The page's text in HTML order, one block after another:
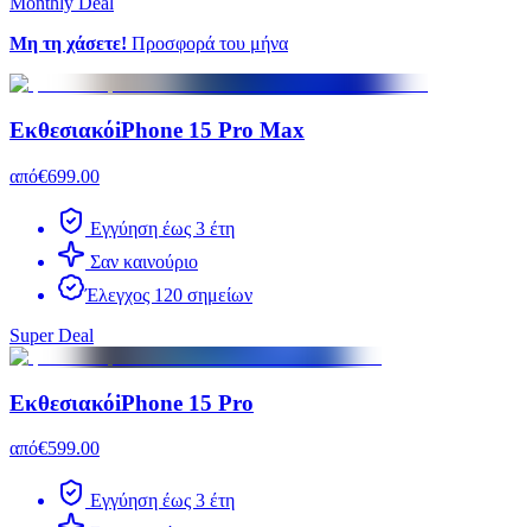
Μη τη χάσετε! Προσφορά του μήνα
ΕκθεσιακόiPhone 15 Pro Max
από€699.00
Εγγύηση έως 3 έτη
Σαν καινούριο
Έλεγχος 120 σημείων
Super Deal
ΕκθεσιακόiPhone 15 Pro
από€599.00
Εγγύηση έως 3 έτη